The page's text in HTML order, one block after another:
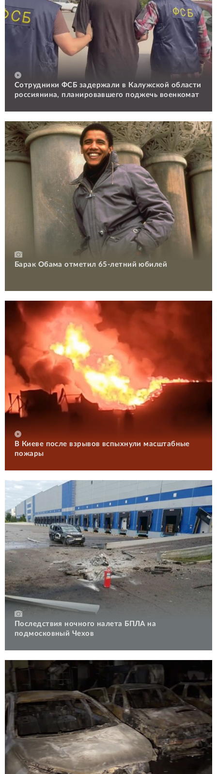
Сотрудники ФСБ задержали в Калужской области
россиянина, планировавшего поджечь военкомат
Барак Обама отметил 65-летний юбилей
В Киеве после взрывов вспыхнули масштабные
пожары
Последствия ночного налета БПЛА на
подмосковный Чехов